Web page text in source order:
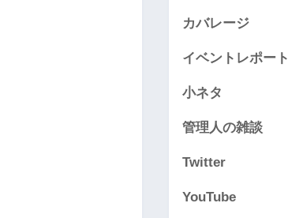
カバレージ
イベントレポート
小ネタ
管理人の雑談
Twitter
YouTube